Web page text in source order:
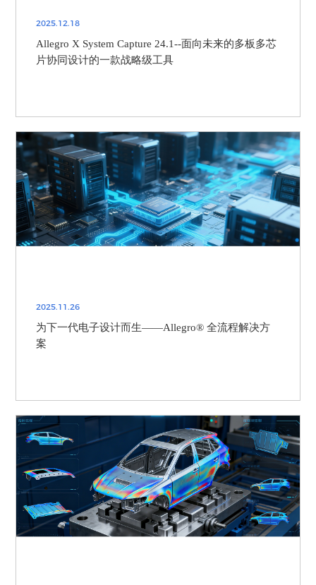
2025.12.18
Allegro X System Capture 24.1--面向未来的多板多芯
片协同设计的一款战略级工具
2025.11.26
为下一代电子设计而生——Allegro® 全流程解决方
案